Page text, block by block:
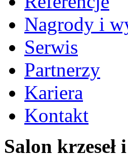
Nagrody i
Serwis
Partnerzy
Kariera
Kontakt
Salon